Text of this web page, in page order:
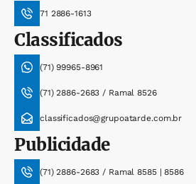
71 2886-1613
Classificados
(71) 99965-8961
(71) 2886-2683 / Ramal 8526
classificados@grupoatarde.com.br
Publicidade
(71) 2886-2683 / Ramal 8585 | 8586